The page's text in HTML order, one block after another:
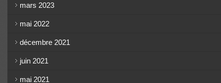
mars 2023
mai 2022
décembre 2021
juin 2021
mai 2021